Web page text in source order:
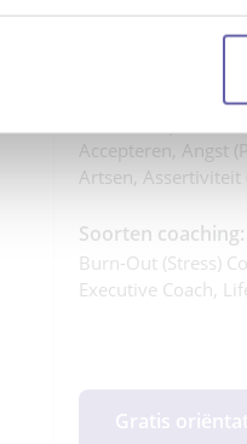
Specialisaties:
•
Persoonlijke Groei
Accepteren, Angst
Artsen, Assertiviteit
Soorten coaching:
Burn-Out (stress)
Executive Coach,
Gratis